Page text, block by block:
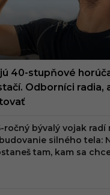
40-stupňové
Odborníci radia,
ročný bývalý vojak radí
silného tela:
tam, kam sa